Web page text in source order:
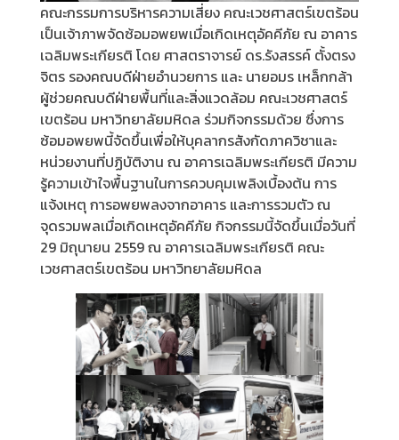
คณะกรรมการบริหารความเสี่ยง คณะเวชศาสตร์เขตร้อน
เป็นเจ้าภาพจัดซ้อมอพยพเมื่อเกิดเหตุอัคคีภัย ณ อาคาร
เฉลิมพระเกียรติ โดย ศาสตราจารย์ ดร.รังสรรค์ ตั้งตรง
จิตร รองคณบดีฝ่ายอำนวยการ และ นายอมร เหล็กกล้า
ผู้ช่วยคณบดีฝ่ายพื้นที่และสิ่งแวดล้อม คณะเวชศาสตร์
เขตร้อน มหาวิทยาลัยมหิดล ร่วมกิจกรรมด้วย ซึ่งการ
ซ้อมอพยพนี้จัดขึ้นเพื่อให้บุคลากรสังกัดภาควิชาและ
หน่วยงานที่ปฏิบัติงาน ณ อาคารเฉลิมพระเกียรติ มีความ
รู้ความเข้าใจพื้นฐานในการควบคุมเพลิงเบื้องต้น การ
แจ้งเหตุ การอพยพลงจากอาคาร และการรวมตัว ณ
จุดรวมพลเมื่อเกิดเหตุอัคคีภัย กิจกรรมนี้จัดขึ้นเมื่อวันที่
29 มิถุนายน 2559 ณ อาคารเฉลิมพระเกียรติ คณะ
เวชศาสตร์เขตร้อน มหาวิทยาลัยมหิดล